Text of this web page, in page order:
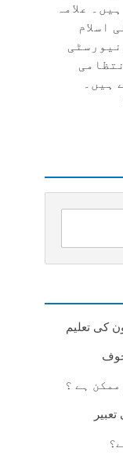
علامہ
اسلام
ہیں۔
کی تعلیم
خوف
ہے ؟